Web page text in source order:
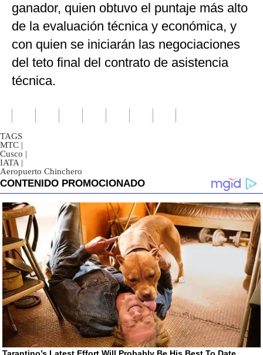
ganador, quien obtuvo el puntaje más alto
de la evaluación técnica y económica, y
con quien se iniciarán las negociaciones
del teto final del contrato de asistencia
técnica.
TAGS
MTC |
Cusco |
IATA |
Aeropuerto Chinchero